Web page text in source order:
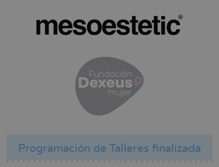
Programación de Talleres finalizada